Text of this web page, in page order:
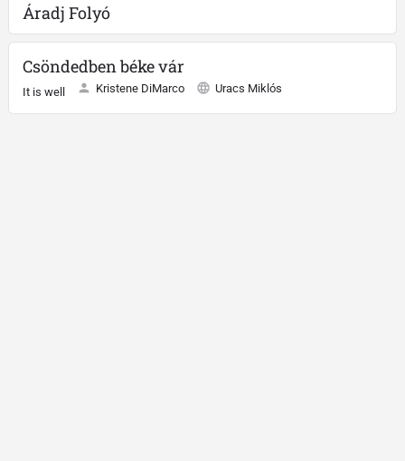
Áradj Folyó
Csöndedben béke vár
It is well Kristene DiMarco Uracs Miklós